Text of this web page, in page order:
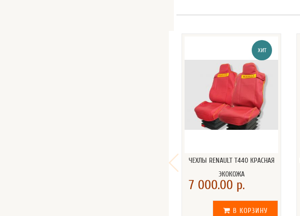
ХИТ
ЧЕХЛЫ RENAULT T440 КРАСНАЯ
ЭКОКОЖА
7 000.00 р.
В КОРЗИНУ